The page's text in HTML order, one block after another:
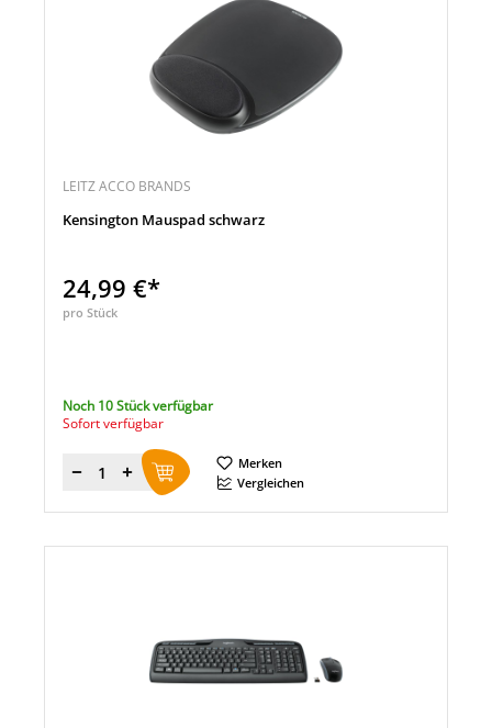
LEITZ ACCO BRANDS
Kensington Mauspad schwarz
24,99 €*
pro Stück
Noch 10 Stück verfügbar
Sofort verfügbar
Menge
Merken
Vergleichen